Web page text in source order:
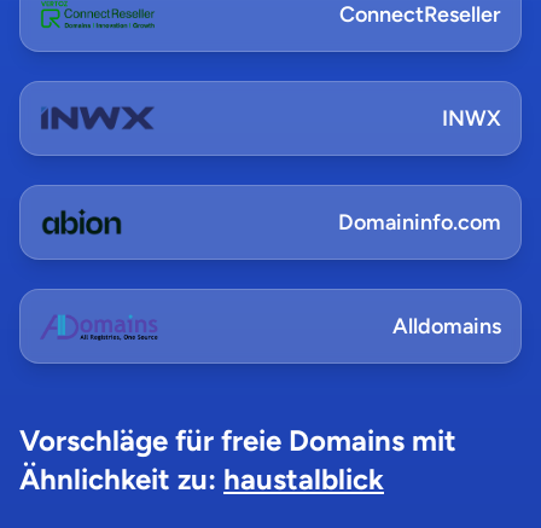
ConnectReseller
INWX
Domaininfo.com
Alldomains
Vorschläge für freie Domains mit
Ähnlichkeit zu: haustalblick